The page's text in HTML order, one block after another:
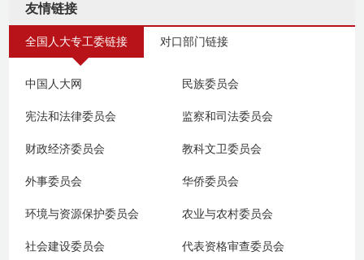
友情链接
全国人大专工委链接 对口部门链接
中国人大网 民族委员会
宪法和法律委员会 监察和司法委员会
财政经济委员会 教科文卫委员会
外事委员会 华侨委员会
环境与资源保护委员会 农业与农村委员会
社会建设委员会 代表资格审查委员会